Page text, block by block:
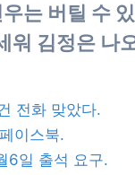
우는 버틸 수
워 김정은 나
전화 맞았다.
이스북.
6일 출석 요구.